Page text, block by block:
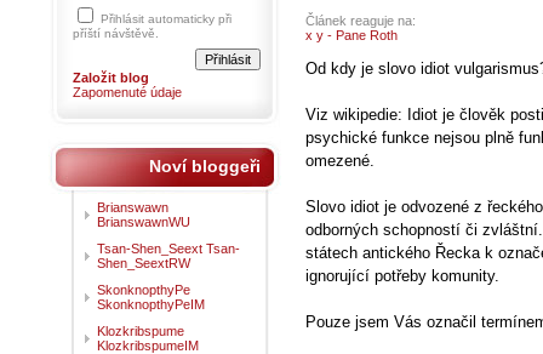
Článek reaguje na:
x y - Pane Roth
Od kdy je slovo idiot
Viz wikipedie: Idiot je člověk
psychické funkce nejsou plně
omezené.
Slovo idiot je odvozené z
odborných schopností či
státech antického Řecka k
ignorující potřeby komunity.
Pouze jsem Vás označil
Přihlásit automaticky při
příští návštěvě.
Založit blog
Zapomenuté údaje
Noví bloggeři
Brianswawn
BrianswawnWU
Tsan-Shen_Seext Tsan-
Shen_SeextRW
SkonknopthyPe
SkonknopthyPeIM
Klozkribspume
KlozkribspumeIM